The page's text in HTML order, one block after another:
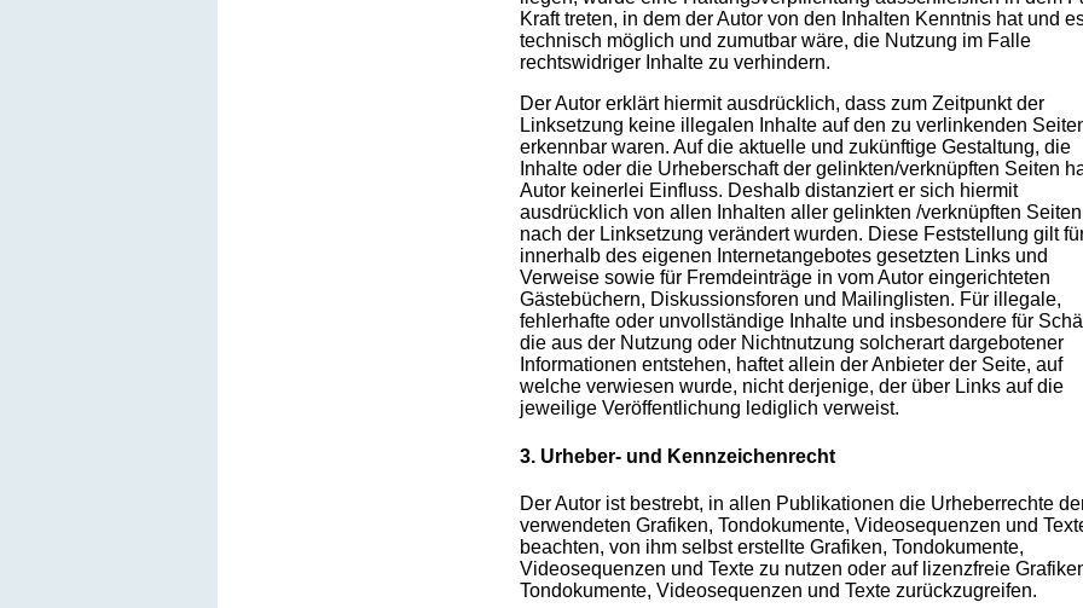
Kraft treten, in dem der Autor von den Inhalten Kenntnis hat und
technisch möglich und zumutbar wäre, die Nutzung im Falle
rechtswidriger Inhalte zu verhindern.
Der Autor erklärt hiermit ausdrücklich, dass zum Zeitpunkt der
Linksetzung keine illegalen Inhalte auf den zu verlinkenden
erkennbar waren. Auf die aktuelle und zukünftige Gestaltung, die
Inhalte oder die Urheberschaft der gelinkten/verknüpften Seiten
Autor keinerlei Einfluss. Deshalb distanziert er sich hiermit
ausdrücklich von allen Inhalten aller gelinkten /verknüpften
nach der Linksetzung verändert wurden. Diese Feststellung gilt
innerhalb des eigenen Internetangebotes gesetzten Links und
Verweise sowie für Fremdeinträge in vom Autor eingerichteten
Gästebüchern, Diskussionsforen und Mailinglisten. Für illegale,
fehlerhafte oder unvollständige Inhalte und insbesondere für
die aus der Nutzung oder Nichtnutzung solcherart dargebotener
Informationen entstehen, haftet allein der Anbieter der Seite, auf
welche verwiesen wurde, nicht derjenige, der über Links auf die
jeweilige Veröffentlichung lediglich verweist.
3. Urheber- und Kennzeichenrecht
Der Autor ist bestrebt, in allen Publikationen die Urheberrechte
verwendeten Grafiken, Tondokumente, Videosequenzen und
beachten, von ihm selbst erstellte Grafiken, Tondokumente,
Videosequenzen und Texte zu nutzen oder auf lizenzfreie
Tondokumente, Videosequenzen und Texte zurückzugreifen.